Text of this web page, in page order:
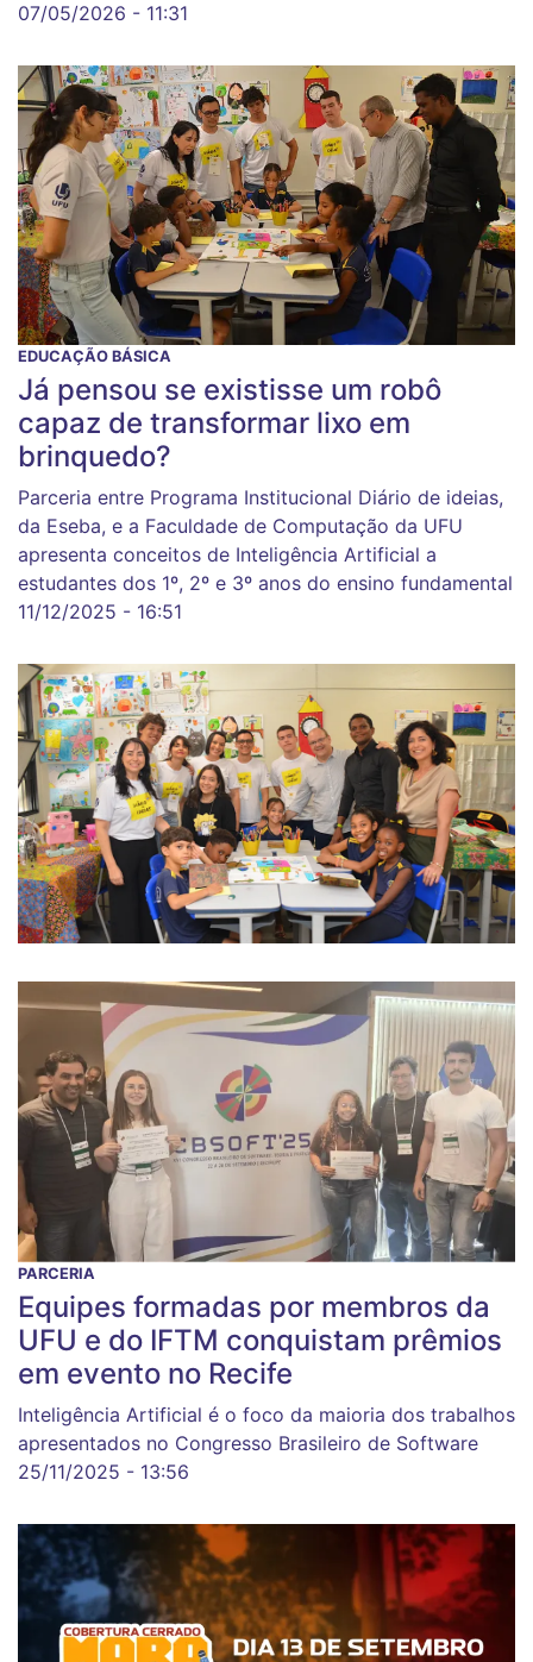
07/05/2026 - 11:31
EDUCAÇÃO BÁSICA
Já pensou se existisse um robô
capaz de transformar lixo em
brinquedo?
Parceria entre Programa Institucional Diário de ideias,
da Eseba, e a Faculdade de Computação da UFU
apresenta conceitos de Inteligência Artificial a
estudantes dos 1º, 2º e 3º anos do ensino fundamental
11/12/2025 - 16:51
PARCERIA
Equipes formadas por membros da
UFU e do IFTM conquistam prêmios
em evento no Recife
Inteligência Artificial é o foco da maioria dos trabalhos
apresentados no Congresso Brasileiro de Software
25/11/2025 - 13:56